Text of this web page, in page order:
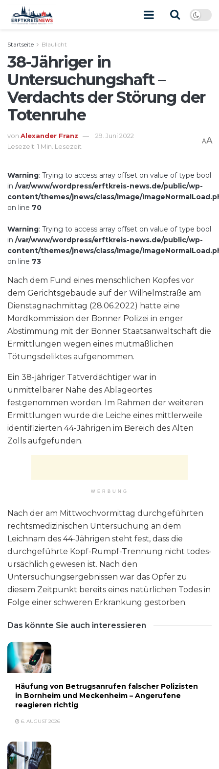
Startseite Blaulicht
38-Jähriger in
Untersuchungshaft –
Verdachts der Störung der
Totenruhe
von Alexander Franz
29. Juni 2022
Lesezeit: 1 Min. Lesezeit
AA
Warning: Trying to access array offset on value of type bool
in /var/www/wordpress/erftkreis-news.de/public/wp-
content/themes/jnews/class/Image/
on line 70
Warning: Trying to access array offset on value of type bool
in /var/www/wordpress/erftkreis-news.de/public/wp-
content/themes/jnews/class/Image/
on line 73
Nach dem Fund eines menschlichen Kopfes vor
dem Gerichtsgebäude auf der Wilhelmstraße am
Dienstagnachmittag (28.06.2022) hatte eine
Mordkommission der Bonner Polizei in enger
Abstimmung mit der Bonner Staatsanwaltschaft die
Ermittlungen wegen eines mutmaßlichen
Tötungsdeliktes aufgenommen.
Ein 38-jähriger Tatverdächtiger war in
unmittelbarer Nähe des Ablageortes
festgenommen worden. Im Rahmen der weiteren
Ermittlungen wurde die Leiche eines mittlerweile
identifizierten 44-Jährigen im Bereich des Alten
Zolls aufgefunden.
WERBUNG
Nach der am Mittwochvormittag durchgeführten
rechtsmedizinischen Untersuchung an dem
Leichnam des 44-Jährigen steht fest, dass die
durchgeführte Kopf-Rumpf-Trennung nicht todes-
ursächlich gewesen ist. Nach den
Untersuchungsergebnissen war das Opfer zu
diesem Zeitpunkt bereits eines natürlichen Todes in
Folge einer schweren Erkrankung gestorben.
Das könnte Sie auch interessieren
Häufung von Betrugsanrufen falscher Polizisten
in Bornheim und Meckenheim – Angerufene
reagieren richtig
6. AUGUST 2026